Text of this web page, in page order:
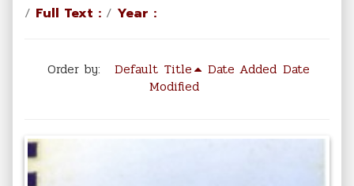
/ Full Text : / Year :
Order by: Default Title Date Added Date
Modified